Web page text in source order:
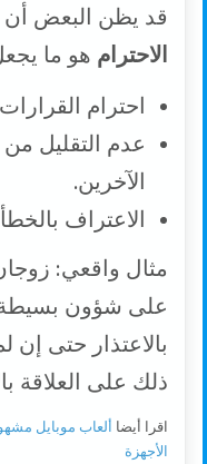
قد يظن البعض
الاحترام هو ما
احترام
عدم التقليل
الآخرين.
الاعتراف
مثال واقعي:
على شؤون بسيطة،
بالاعتذار حتى إن
ذلك على العلاقة
اقرا أيضا ألعاب موبايل
الأجهزة